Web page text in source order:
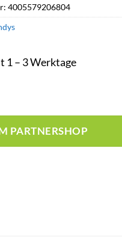
1 – 3 Werktage
PARTNERSHOP
4005579206804